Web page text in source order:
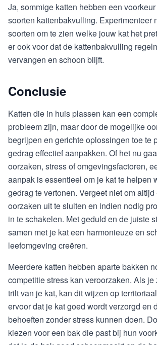
Ja, sommige katten hebben een
soorten kattenbakvulling. Experimenteer
soorten om te zien welke jouw kat het
er ook voor dat de kattenbakvulling
vervangen en schoon blijft.
Conclusie
Katten die in huis plassen kan een
probleem zijn, maar door de mogelijke
begrijpen en gerichte oplossingen toe te
gedrag effectief aanpakken. Of het nu
oorzaken, stress of omgevingsfactoren,
aanpak is essentieel om je kat te helpen
gedrag te vertonen. Vergeet niet om
oorzaken uit te sluiten en indien nodig
in te schakelen. Met geduld en de juiste
samen met je kat een harmonieuze en
leefomgeving creëren.
Meerdere katten hebben aparte bakken
competitie stress kan veroorzaken. Als je
trilt van je kat, kan dit wijzen op
ervoor dat je kat goed wordt verzorgd en
behoeften zonder stress kunnen doen.
kiezen voor een bak die past bij hun